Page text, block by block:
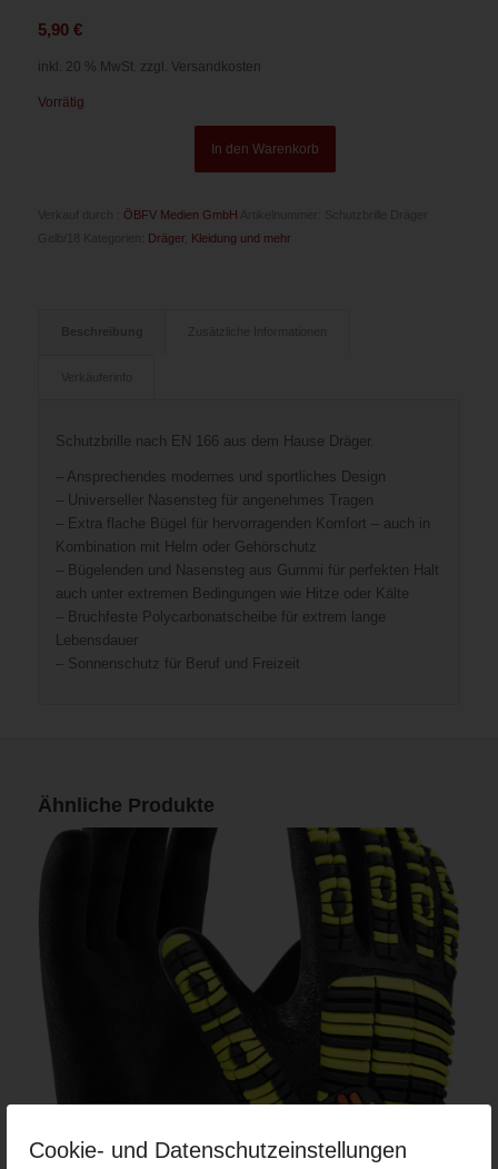
Cookie- und Datenschutzeinstellungen
5,90 €
inkl. 20 % MwSt. zzgl. Versandkosten
Vorrätig
In den Warenkorb
ÖBFV Medien GmbH
Dräger, Kleidung und mehr
Schutzbrille nach EN 166 aus dem Hause Dräger.
– Ansprechendes modernes und sportliches Design
– Universeller Nasensteg für angenehmes Tragen
– Extra flache Bügel für hervorragenden Komfort – auch in
Kombination mit Helm oder Gehörschutz
– Bügelenden und Nasensteg aus Gummi für perfekten Halt
auch unter extremen Bedingungen wie Hitze oder Kälte
– Bruchfeste Polycarbonatscheibe für extrem lange
Lebensdauer
– Sonnenschutz für Beruf und Freizeit
Ähnliche Produkte